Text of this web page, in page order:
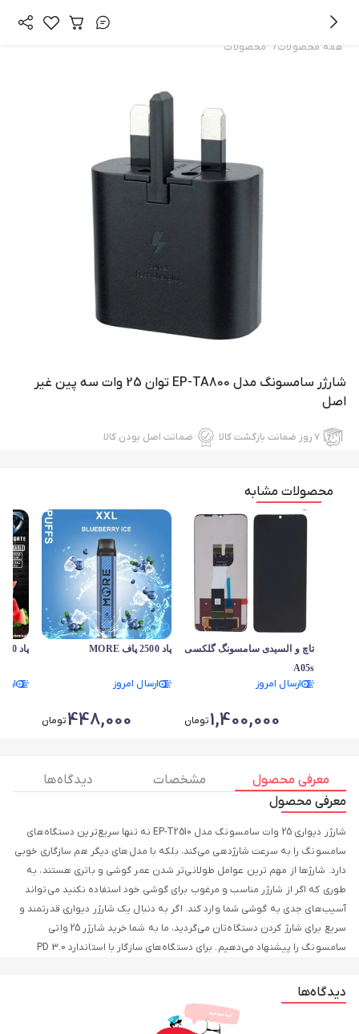
همه محصولات/ محصولات
شارژر سامسونگ مدل EP-TA800 توان 25 وات سه پین غیر
اصل
۷ روز ضمانت بازگشت کالا ضمانت اصل بودن کالا
محصولات مشابه
تاچ و السیدی سامسونگ گلکسی
A05s
ارسال امروز
1,400,000تومان
پاد 2500 پاف MORE
ارسال امروز
448,000تومان
پاد 2500 پاف Tikobar
معرفی محصول مشخصات
دیدگاه ها
معرفی محصول
شارژر دیواری 25 وات سامسونگ مدل EP-T2510 نه تنها سریع‌ترین دستگاه‌های
سامسونگ را به سرعت شارژدهی می‌کند، بلکه با مدل‌های دیگر هم سازگاری خوبی
دارد. شارژها از مهم ترین عوامل طولانی‌تر شدن عمر گوشی و باتری هستند، به
طوری که اگر از شارژر مناسب و مرغوب برای گوشی خود استفاده نکنید می‌تواند
آسیب‌های جدی به گوشی شما وارد کند. اگر به دنبال یک شارژر دیواری قدرتمند و
سریع برای شارژ کردن دستگاه‌تان می‌گردید، ما به شما خرید شارژر 25 واتی
سامسونگ را پیشنهاد می‌دهیم. برای دستگاه‌های سازگار با استاندارد PD 3.0
ارتباطی آن از نوع USB Type-C است. لازم به ذکر است این محصول بدون کابل
است و باید به صورت جداگانه کابل مناسب را تهیه کنید.
دیدگاه‌ها